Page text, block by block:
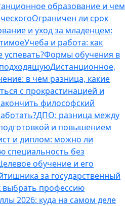
образование и чем
Ограничен ли срок
и уход за младенцем:
Учеба и работа: как
успевать?Формы обучения в
Дистанционное,
в чем разница, какие
с прокрастинацией и
философский
ДПО: разница между
и повышением
и диплом: можно ли
специальность без
обучение и его
за государственный
выбрать профессию
2026: куда на самом деле